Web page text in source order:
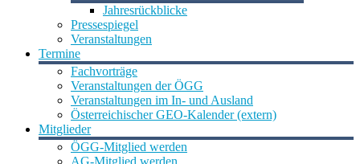
Jahresrückblicke
Pressespiegel
Veranstaltungen
Termine
Fachvorträge
Veranstaltungen der ÖGG
Veranstaltungen im In- und Ausland
Österreichischer GEO-Kalender (extern)
Mitglieder
ÖGG-Mitglied werden
AG-Mitglied werden